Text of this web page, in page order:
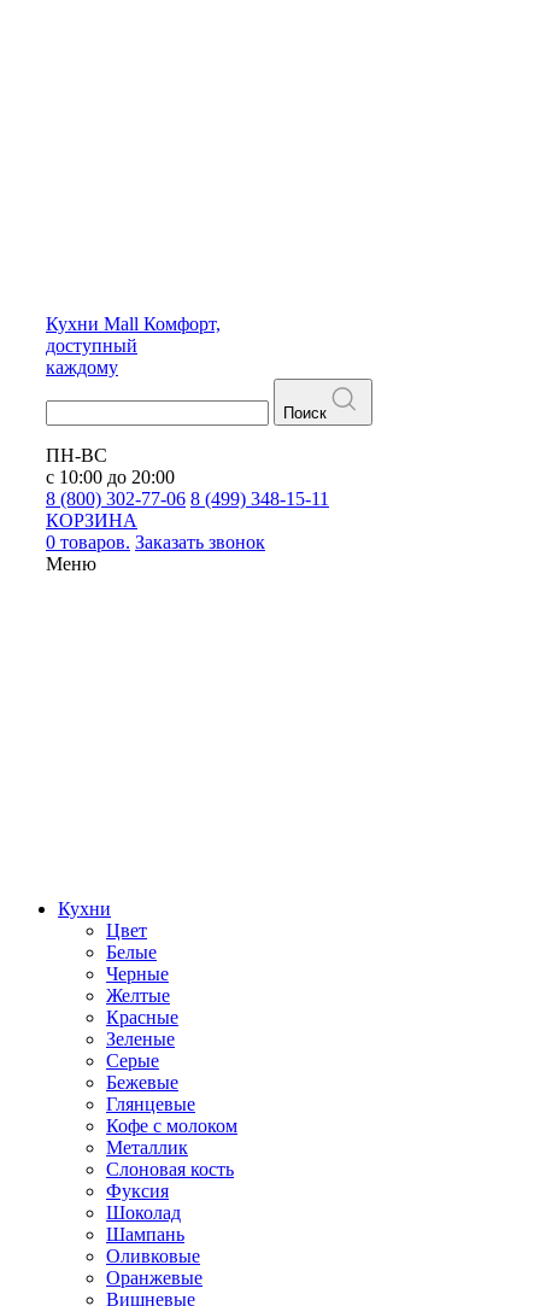
Кухни Mall Комфорт,
доступный
каждому
Поиск
ПН-ВС
с 10:00 до 20:00
8 (800) 302-77-06 8 (499) 348-15-11
КОРЗИНА
0 товаров. Заказать звонок
Меню
Кухни
Цвет
Белые
Черные
Желтые
Красные
Зеленые
Серые
Бежевые
Глянцевые
Кофе с молоком
Металлик
Слоновая кость
Фуксия
Шоколад
Шампань
Оливковые
Оранжевые
Вишневые